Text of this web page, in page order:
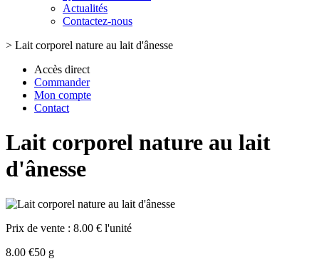
Actualités
Contactez-nous
> Lait corporel nature au lait d'ânesse
Accès direct
Commander
Mon compte
Contact
Lait corporel nature au lait
d'ânesse
Prix de vente : 8.00 € l'unité
8.00 €50 g